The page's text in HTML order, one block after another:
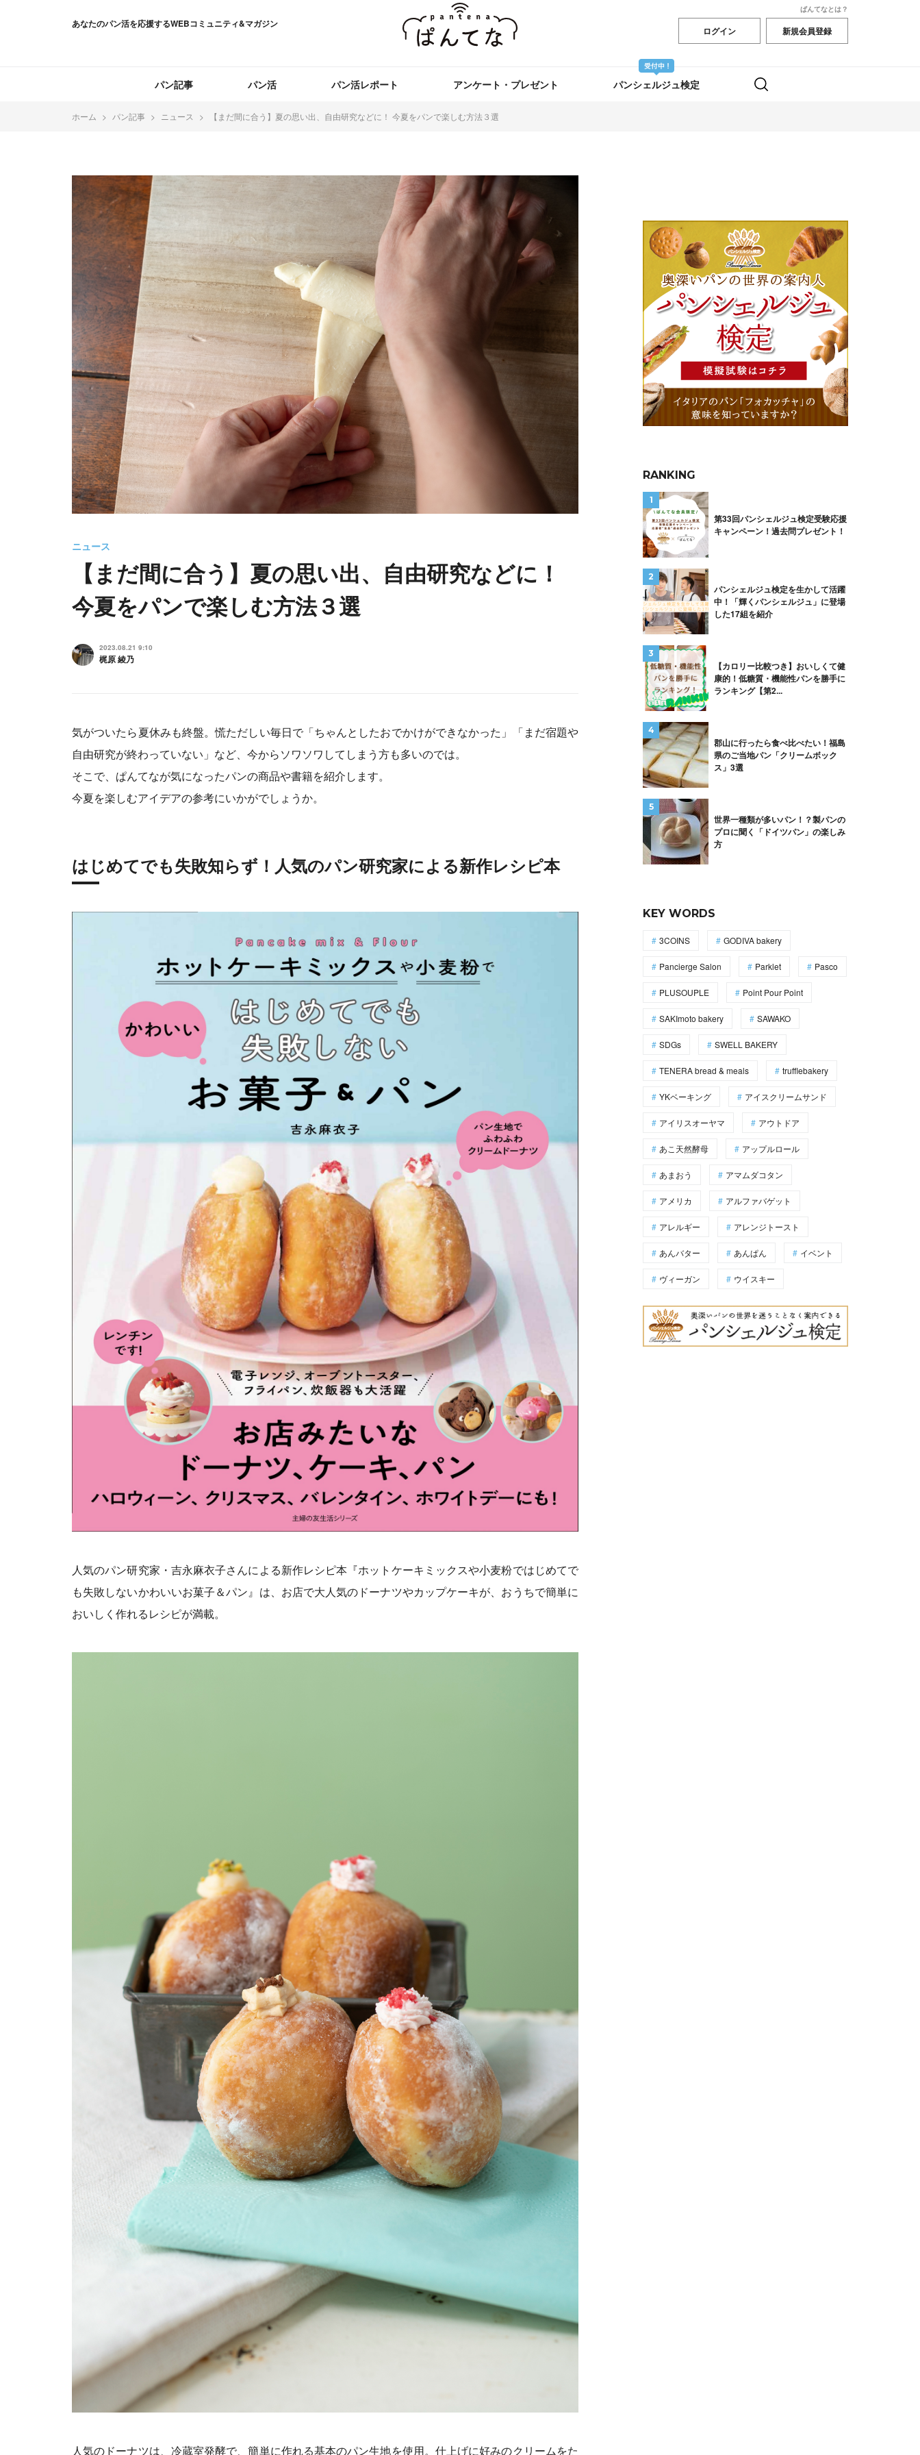
あなたのパン活を応援するWEBコミュニティ&マガジン
ぱんてなとは？
ログイン 新規会員登録
パン記事 パン活 パン活レポート アンケート・プレゼント パンシェルジュ検定
ホーム パン記事 ニュース 【まだ間に合う】夏の思い出、自由研究などに！ 今夏をパンで楽しむ方法３選
ニュース
【まだ間に合う】夏の思い出、自由研究などに！
今夏をパンで楽しむ方法３選
2023.08.21 9:10
梶原 綾乃
気がついたら夏休みも終盤。慌ただしい毎日で「ちゃんとしたおでかけができなかった」「まだ宿題や
自由研究が終わっていない」など、今からソワソワしてしまう方も多いのでは。
そこで、ぱんてなが気になったパンの商品や書籍を紹介します。
今夏を楽しむアイデアの参考にいかがでしょうか。
はじめてでも失敗知らず！人気のパン研究家による新作レシピ本
人気のパン研究家・吉永麻衣子さんによる新作レシピ本『ホットケーキミックスや小麦粉ではじめてで
も失敗しないかわいいお菓子＆パン』は、お店で大人気のドーナツやカップケーキが、おうちで簡単に
おいしく作れるレシピが満載。
人気のドーナツは、冷蔵室発酵で、簡単に作れる基本のパン生地を使用。仕上げに好みのクリームをた
RANKING
第33回パンシェルジュ検定受験応援
キャンペーン！過去問プレゼント！
パンシェルジュ検定を生かして活躍
中！「輝くパンシェルジュ」に登場
した17組を紹介
【カロリー比較つき】おいしくて健
康的！低糖質・機能性パンを勝手に
ランキング【第2...
郡山に行ったら食べ比べたい！福島
県のご当地パン「クリームボック
ス」3選
世界一種類が多いパン！？製パンの
プロに聞く「ドイツパン」の楽しみ
方
KEY WORDS
3COINS GODIVA bakery
Pancierge Salon Parklet Pasco
PLUSOUPLE Point Pour Point
SAKImoto bakery SAWAKO
SDGs SWELL BAKERY
TENERA bread & meals trufflebakery
YKベーキング アイスクリームサンド
アイリスオーヤマ アウトドア
あこ天然酵母 アップルロール
あまおう アマムダコタン
アメリカ アルファバゲット
アレルギー アレンジトースト
あんバター あんぱん イベント
ヴィーガン ウイスキー